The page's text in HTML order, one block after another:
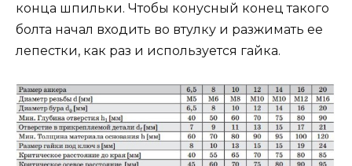
конца шпильки. Чтобы конусный конец такого
болта начал входить во втулку и разжимать ее
лепестки, как раз и используется гайка.